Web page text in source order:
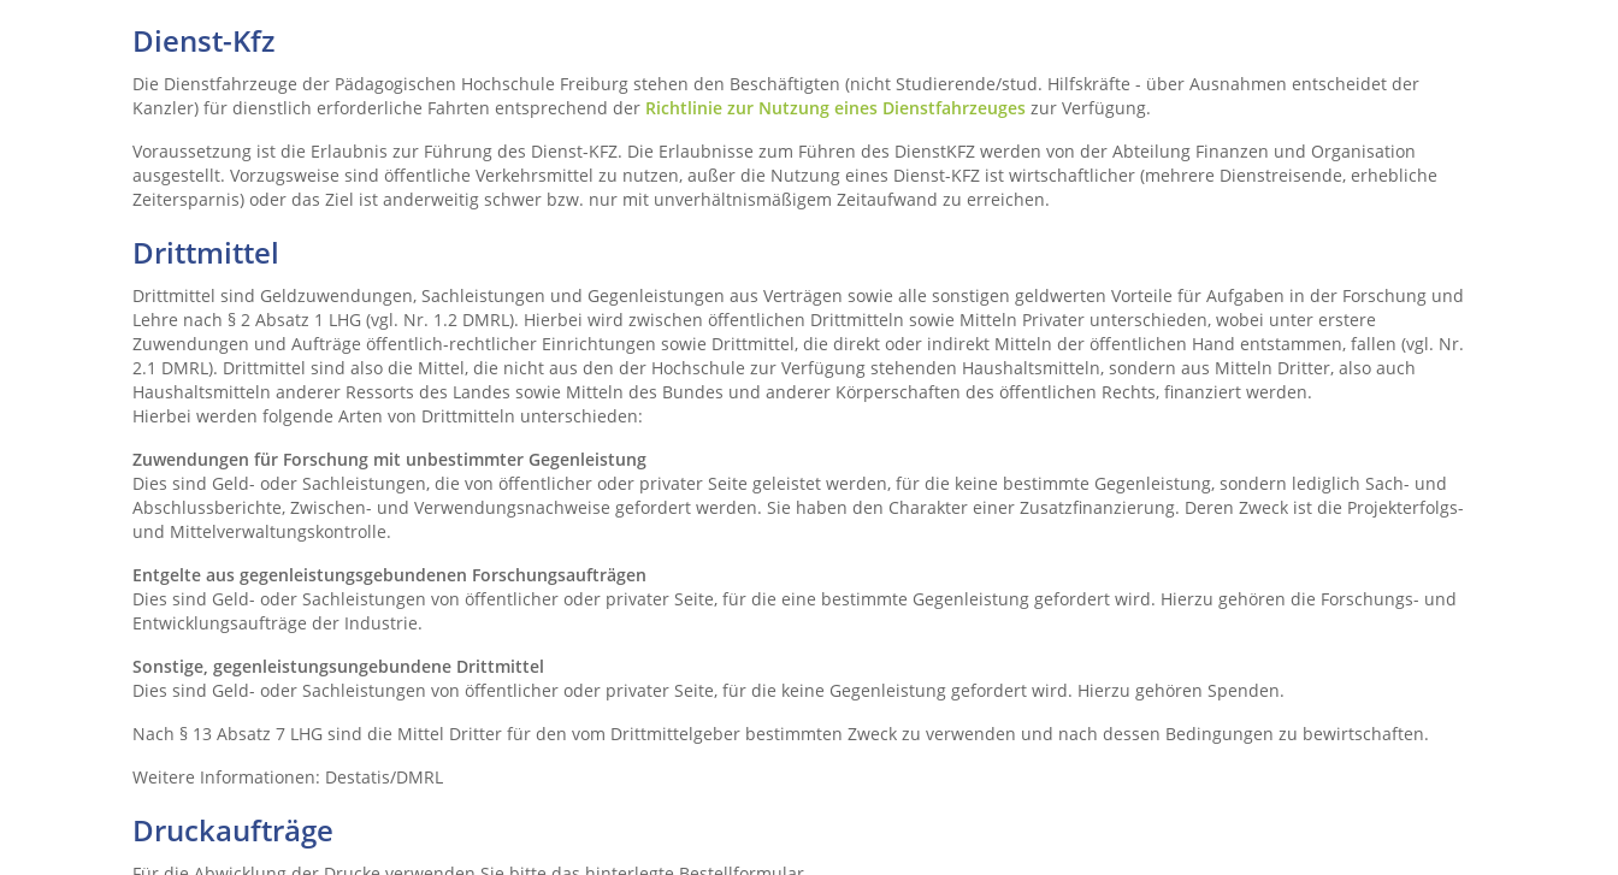
Dienst-Kfz
Die Dienstfahrzeuge der Pädagogischen Hochschule Freiburg stehen den Beschäftigten (nicht Studierende/stud. Hilfskräfte - über Ausnahmen entscheidet der
Kanzler) für dienstlich erforderliche Fahrten entsprechend der Richtlinie zur Nutzung eines Dienstfahrzeuges zur Verfügung.
Voraussetzung ist die Erlaubnis zur Führung des Dienst-KFZ. Die Erlaubnisse zum Führen des DienstKFZ werden von der Abteilung Finanzen und Organisation
ausgestellt. Vorzugsweise sind öffentliche Verkehrsmittel zu nutzen, außer die Nutzung eines Dienst-KFZ ist wirtschaftlicher (mehrere Dienstreisende, erhebliche
Zeitersparnis) oder das Ziel ist anderweitig schwer bzw. nur mit unverhältnismäßigem Zeitaufwand zu erreichen.
Drittmittel
Drittmittel sind Geldzuwendungen, Sachleistungen und Gegenleistungen aus Verträgen sowie alle sonstigen geldwerten Vorteile für Aufgaben in der Forschung und
Lehre nach § 2 Absatz 1 LHG (vgl. Nr. 1.2 DMRL). Hierbei wird zwischen öffentlichen Drittmitteln sowie Mitteln Privater unterschieden, wobei unter erstere
Zuwendungen und Aufträge öffentlich-rechtlicher Einrichtungen sowie Drittmittel, die direkt oder indirekt Mitteln der öffentlichen Hand entstammen, fallen (vgl. Nr.
2.1 DMRL). Drittmittel sind also die Mittel, die nicht aus den der Hochschule zur Verfügung stehenden Haushaltsmitteln, sondern aus Mitteln Dritter, also auch
Haushaltsmitteln anderer Ressorts des Landes sowie Mitteln des Bundes und anderer Körperschaften des öffentlichen Rechts, finanziert werden.
Hierbei werden folgende Arten von Drittmitteln unterschieden:
Zuwendungen für Forschung mit unbestimmter Gegenleistung
Dies sind Geld- oder Sachleistungen, die von öffentlicher oder privater Seite geleistet werden, für die keine bestimmte Gegenleistung, sondern lediglich Sach- und
Abschlussberichte, Zwischen- und Verwendungsnachweise gefordert werden. Sie haben den Charakter einer Zusatzfinanzierung. Deren Zweck ist die Projekterfolgs-
und Mittelverwaltungskontrolle.
Entgelte aus gegenleistungsgebundenen Forschungsaufträgen
Dies sind Geld- oder Sachleistungen von öffentlicher oder privater Seite, für die eine bestimmte Gegenleistung gefordert wird. Hierzu gehören die Forschungs- und
Entwicklungsaufträge der Industrie.
Sonstige, gegenleistungsungebundene Drittmittel
Dies sind Geld- oder Sachleistungen von öffentlicher oder privater Seite, für die keine Gegenleistung gefordert wird. Hierzu gehören Spenden.
Nach § 13 Absatz 7 LHG sind die Mittel Dritter für den vom Drittmittelgeber bestimmten Zweck zu verwenden und nach dessen Bedingungen zu bewirtschaften.
Weitere Informationen: Destatis/DMRL
Druckaufträge